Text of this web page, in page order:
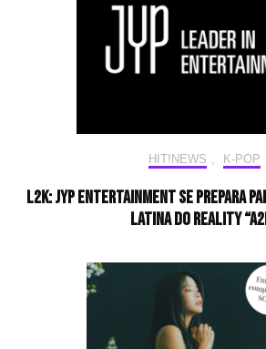
HIT!NEWS K-POP
L2K: JYP Entertainment se prepara
latina do reality